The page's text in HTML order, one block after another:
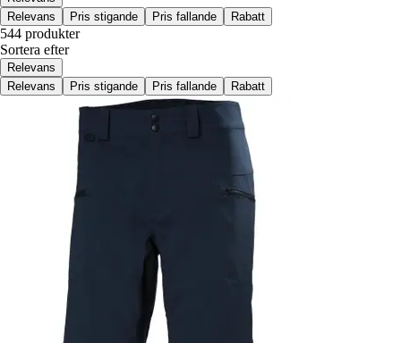
Relevans
Pris stigande Pris fallande Rabatt
544 produkter
Sortera efter
Relevans
Relevans
Pris stigande Pris fallande Rabatt